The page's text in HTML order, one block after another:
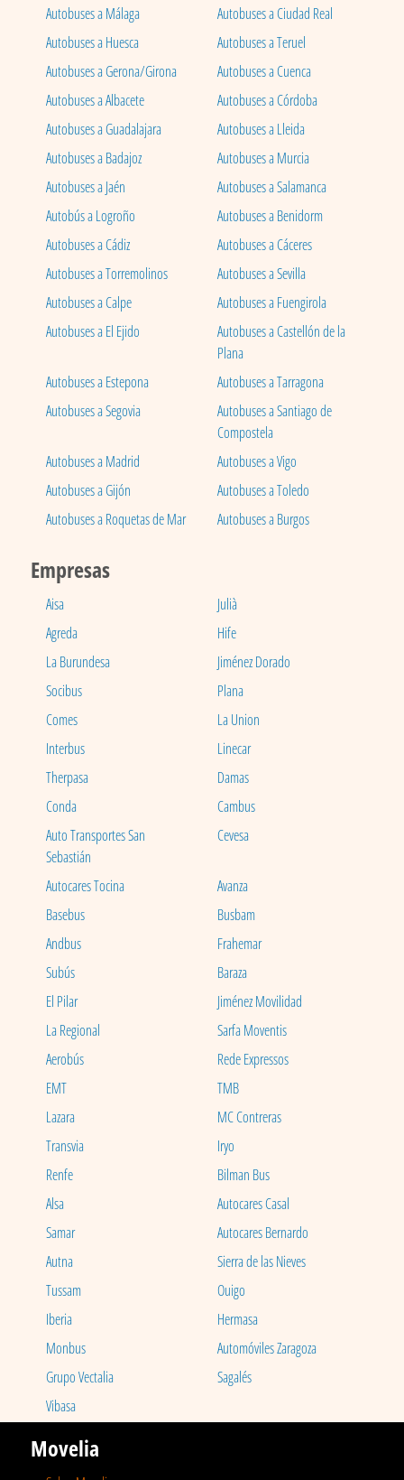
Autobuses a Málaga
Autobuses a Ciudad Real
Autobuses a Huesca
Autobuses a Teruel
Autobuses a Gerona/Girona
Autobuses a Cuenca
Autobuses a Albacete
Autobuses a Córdoba
Autobuses a Guadalajara
Autobuses a Lleida
Autobuses a Badajoz
Autobuses a Murcia
Autobuses a Jaén
Autobuses a Salamanca
Autobús a Logroño
Autobuses a Benidorm
Autobuses a Cádiz
Autobuses a Cáceres
Autobuses a Torremolinos
Autobuses a Sevilla
Autobuses a Calpe
Autobuses a Fuengirola
Autobuses a El Ejido
Autobuses a Castellón de la
Plana
Autobuses a Estepona
Autobuses a Tarragona
Autobuses a Segovia
Autobuses a Santiago de
Compostela
Autobuses a Madrid
Autobuses a Vigo
Autobuses a Gijón
Autobuses a Toledo
Autobuses a Roquetas de Mar
Autobuses a Burgos
Empresas
Aisa
Julià
Agreda
Hife
La Burundesa
Jiménez Dorado
Socibus
Plana
Comes
La Union
Interbus
Linecar
Therpasa
Damas
Conda
Cambus
Auto Transportes San
Sebastián
Cevesa
Autocares Tocina
Avanza
Basebus
Busbam
Andbus
Frahemar
Subús
Baraza
El Pilar
Jiménez Movilidad
La Regional
Sarfa Moventis
Aerobús
Rede Expressos
EMT
TMB
Lazara
MC Contreras
Transvia
Iryo
Renfe
Bilman Bus
Alsa
Autocares Casal
Samar
Autocares Bernardo
Autna
Sierra de las Nieves
Tussam
Ouigo
Iberia
Hermasa
Monbus
Automóviles Zaragoza
Grupo Vectalia
Sagalés
Vibasa
Movelia